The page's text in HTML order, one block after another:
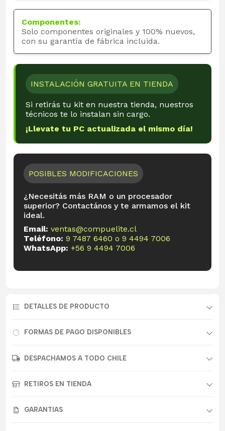
Componentes:
Solo componentes originales y 100% nuevos,
con su garantía de fábrica incluida.
INSTALACIÓN GRATUITA EN TIENDA
Si retirás tu kit en nuestra tienda, nuestros
técnicos te lo instalan sin cargo.
¡Llevate tu PC actualizada el mismo día!
POSIBLES MODIFICACIONES
¿Necesitás más RAM o un procesador
superior? Contactános y te armamos el kit
ideal.
Email: ventas@compuelite.cl
Teléfono: 9 7487 6460 o 9 4494 7006
WhatsApp: +56 9 4494 7006
DETALLES DE PRODUCTO
FORMAS DE PAGO DISPONIBLES
DESPACHAMOS A TODO CHILE
RETIROS EN TIENDA
GARANTIAS